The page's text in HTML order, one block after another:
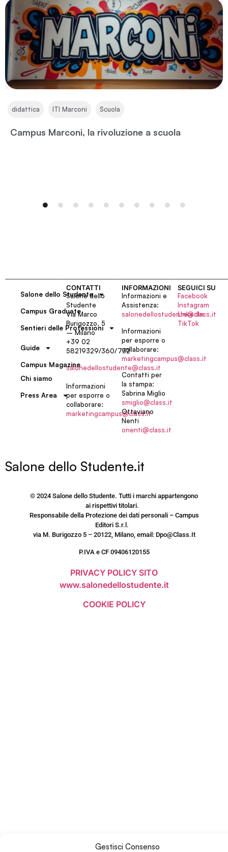
Gestisci Consenso
Campus Marconi, la rivoluzione a scuola
didattica ITI Marconi Scuola
Salone dello Studente
Campus Graduate
Sentieri delle Professioni
Guide
Campus Magazine
Chi siamo
Press Area
CONTATTI
Salone dello
Studente
Via Marco
Burigozzo, 5
– Milano
+39 02
58219329/360/732
salonedellostudente@class.it
Informazioni
per esporre o
collaborare:
marketingcampus@class.it
INFORMAZIONI
Informazioni e
Assistenza:
salonedellostudente@class.it
Informazioni
per esporre o
collaborare:
marketingcampus@class.it
Contatti per
la stampa:
Sabrina Miglio
smiglio@class.it
Ottaviano
Nenti
onenti@class.it
SEGUICI SU
Facebook
Instagram
LinkedIn
TikTok
Salone dello Studente.it
© 2024 Salone dello Studente. Tutti i marchi appartengono
ai rispettivi titolari.
Responsabile della Protezione dei dati personali – Campus
Editori S.r.l.
via M. Burigozzo 5 – 20122, Milano, email: Dpo@Class.It
P.IVA e CF 09406120155
PRIVACY POLICY SITO
www.salonedellostudente.it
COOKIE POLICY